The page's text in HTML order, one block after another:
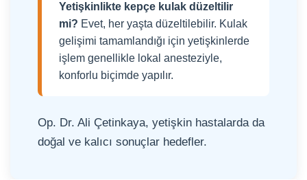
Yetişkinlikte kepçe kulak düzeltilir
mi? Evet, her yaşta düzeltilebilir. Kulak
gelişimi tamamlandığı için yetişkinlerde
işlem genellikle lokal anesteziyle,
konforlu biçimde yapılır.
Op. Dr. Ali Çetinkaya, yetişkin hastalarda da
doğal ve kalıcı sonuçlar hedefler.